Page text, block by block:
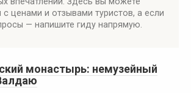
с ценами и отзывами туристов, а если
— напишите гиду напрямую.
монастырь: немузейный